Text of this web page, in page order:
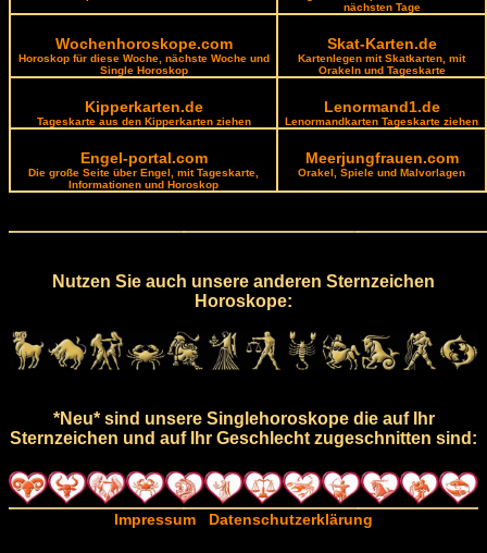
nächsten Tage
Wochenhoroskope.com
Horoskop für diese Woche, nächste Woche und
Single Horoskop
Skat-Karten.de
Kartenlegen mit Skatkarten, mit
Orakeln und Tageskarte
Kipperkarten.de
Tageskarte aus den Kipperkarten ziehen
Lenormand1.de
Lenormandkarten Tageskarte ziehen
Engel-portal.com
Die große Seite über Engel, mit Tageskarte,
Informationen und Horoskop
Meerjungfrauen.com
Orakel, Spiele und Malvorlagen
Nutzen Sie auch unsere anderen Sternzeichen
Horoskope:
*Neu* sind unsere Singlehoroskope die auf Ihr
Sternzeichen und auf Ihr Geschlecht zugeschnitten sind:
Impressum Datenschutzerklärung